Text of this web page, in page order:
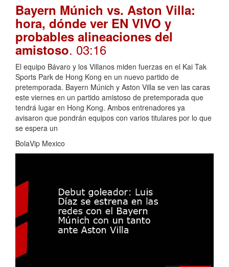
Bayern Múnich vs. Aston Villa:
hora, dónde ver EN VIVO y
probables alineaciones del
amistoso. 03:16
El equipo Bávaro y los Villanos miden fuerzas en el Kai Tak
Sports Park de Hong Kong en un nuevo partido de
pretemporada. Bayern Múnich y Aston Villa se ven las caras
este viernes en un partido amistoso de pretemporada que
tendrá lugar en Hong Kong. Ambos entrenadores ya
avisaron que pondrán equipos con varios titulares por lo que
se espera un
BolaVip Mexico